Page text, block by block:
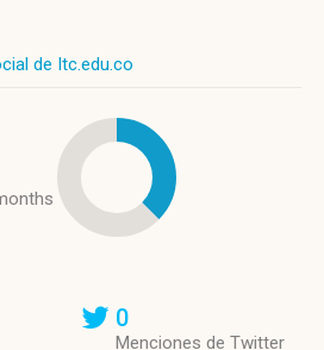
de Itc.edu.co
0
Menciones de Twitter